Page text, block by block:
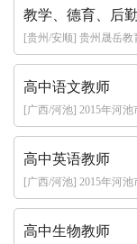
教学、德育、后
[贵州/安顺] 贵州晟岳教
高中语文教师
[广西/河池] 2015年河
高中英语教师
[广西/河池] 2015年河
高中生物教师